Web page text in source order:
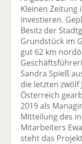
Kleinen Zeitung
investieren.
Besitz der
Grundstück im
gut 62 km
Sandra Spieß
die letzten
Österreich
2019 als
Mitteilung des
Mitarbeiters
steht das